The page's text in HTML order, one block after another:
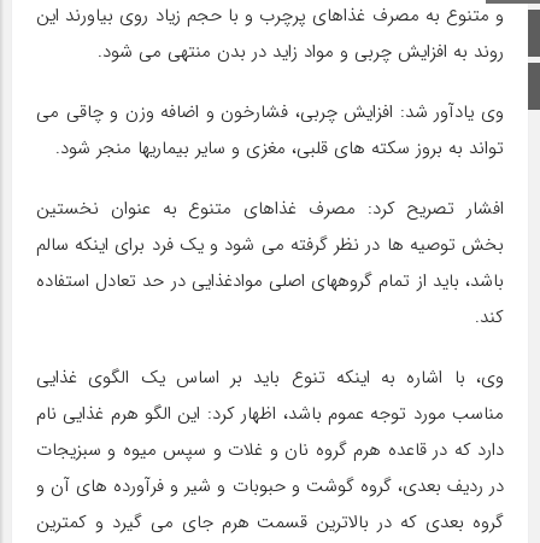
صفحه اصلی
و متنوع به مصرف غذاهای پرچرب و با حجم زیاد روی بیاورند این
روند به افزایش چربی و مواد زاید در بدن منتهی می شود.
وی یادآور شد: افزایش چربی، فشارخون و اضافه وزن و چاقی می
تواند به بروز سکته های قلبی، مغزی و سایر بیماریها منجر شود.
افشار تصریح کرد: مصرف غذاهای متنوع به عنوان نخستین
بخش توصیه ها در نظر گرفته می شود و یک فرد برای اینکه سالم
باشد، باید از تمام گروههای اصلی موادغذایی در حد تعادل استفاده
کند.
وی، با اشاره به اینکه تنوع باید بر اساس یک الگوی غذایی
مناسب مورد توجه عموم باشد، اظهار کرد: این الگو هرم غذایی نام
دارد که در قاعده هرم گروه نان و غلات و سپس میوه و سبزیجات
در ردیف بعدی، گروه گوشت و حبوبات و شیر و فرآورده های آن و
گروه بعدی که در بالاترین قسمت هرم جای می گیرد و کمترین